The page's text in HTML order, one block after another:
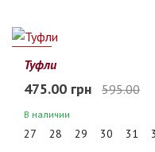
20%
Туфли
475.00 грн 595.00
В наличии
27 28 29 30 31